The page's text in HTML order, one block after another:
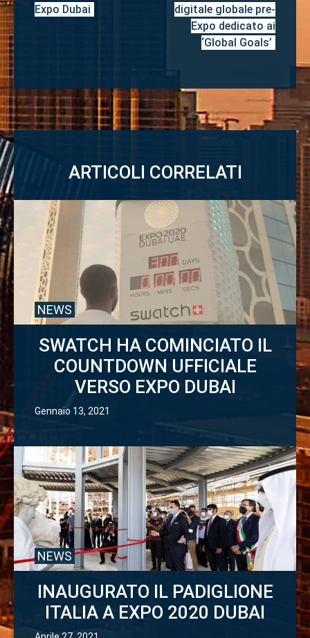
Expo Dubai
digitale globale pre-
Expo dedicato ai
‘Global Goals’
ARTICOLI CORRELATI
SWATCH HA COMINCIATO IL
COUNTDOWN UFFICIALE
VERSO EXPO DUBAI
Gennaio 13, 2021
NEWS
INAUGURATO IL PADIGLIONE
ITALIA A EXPO 2020 DUBAI
NEWS